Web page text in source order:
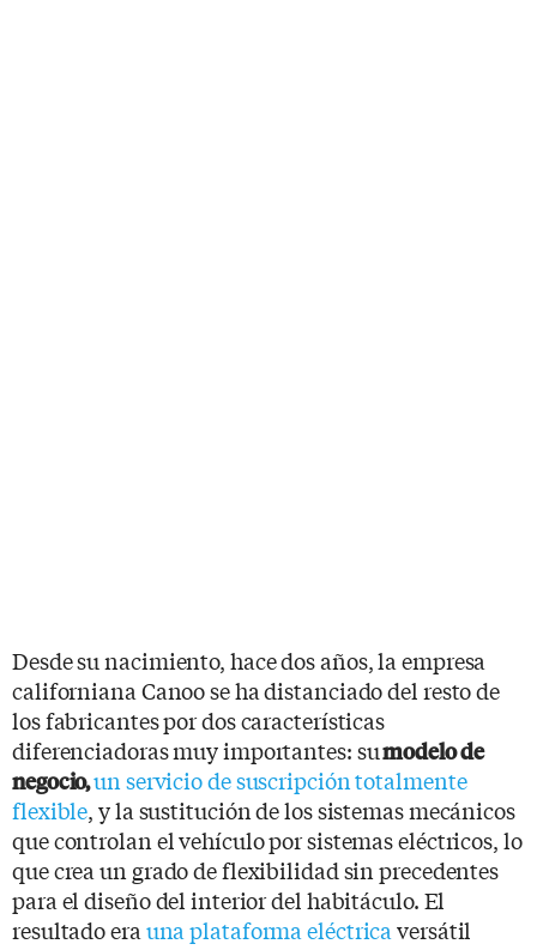
Desde su nacimiento, hace dos años, la empresa
californiana Canoo se ha distanciado del resto de
los fabricantes por dos características
diferenciadoras muy importantes: sumodelo de
negocio,un servicio de suscripción totalmente
flexible, y la sustitución de los sistemas mecánicos
que controlan el vehículo por sistemas eléctricos, lo
que crea un grado de flexibilidad sin precedentes
para el diseño del interior del habitáculo. El
resultado era una plataforma eléctrica versátil